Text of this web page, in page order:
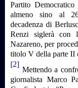
Partito
almeno sino al
decadenza di
Renzi siglerà con
Nazareno, per
titolo V della parte II
[2]
Mettendo a
giornalista Marco